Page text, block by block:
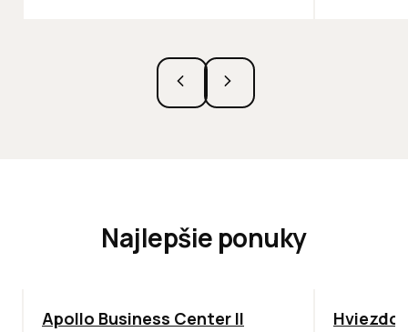
Najlepšie ponuky
TOP NOVINKA ODPORÚČAME
Apollo Business Center II